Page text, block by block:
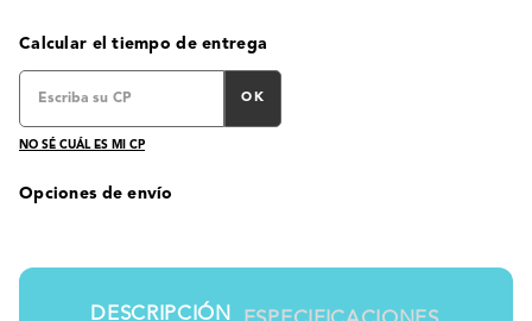
Calcular el tiempo de entrega
OK
NO SÉ CUÁL ES MI CP
Opciones de envío
DESCRIPCIÓN